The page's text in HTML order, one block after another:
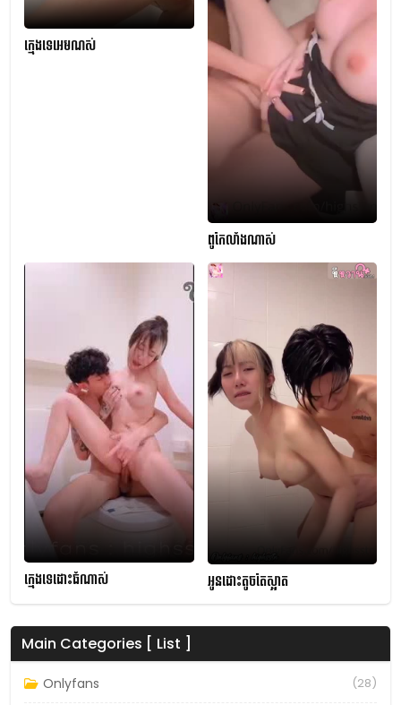
ក្មេងទេអេមណស់
ពូកែលាំងណាស់
ក្មេងទេដោះធំណាស់ អូនដោះតូចតែស្អាត
Main Categories [ List ]
Onlyfans (28)